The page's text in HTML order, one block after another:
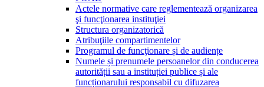
Actele normative care reglementează organizarea
şi funcţionarea instituţiei
Structura organizatorică
Atribuţiile compartimentelor
Programul de funcţionare și de audiențe
Numele și prenumele persoanelor din conducerea
autorității sau a instituției publice și ale
funcționarului responsabil cu difuzarea